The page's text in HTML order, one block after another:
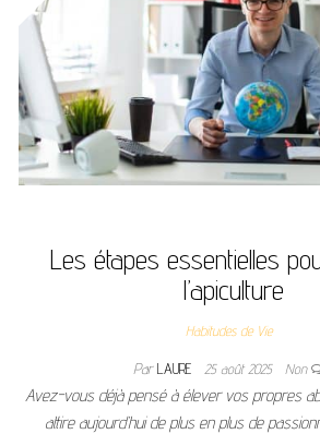
Les étapes essentielles
l’apiculture
Habitudes de Vie
ParLAURE 25 août 2025 Non
Avez-vous déjà pensé à élever vos propres
attire aujourd’hui de plus en plus de